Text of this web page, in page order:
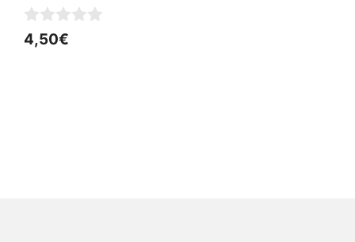
0
d
4,50€